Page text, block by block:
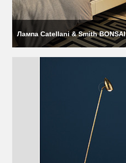
Лампа Catellani & Smith BONSAI